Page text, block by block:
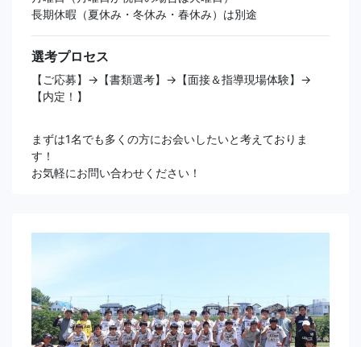
長期休暇（夏休み・冬休み・春休み）は別途
選考プロセス
【ご応募】→【書類選考】→【面接＆指導現場体験】→
【内定！】
まずは1名でも多くの方にお会いしたいと考えておりま
す！
お気軽にお問い合わせください！